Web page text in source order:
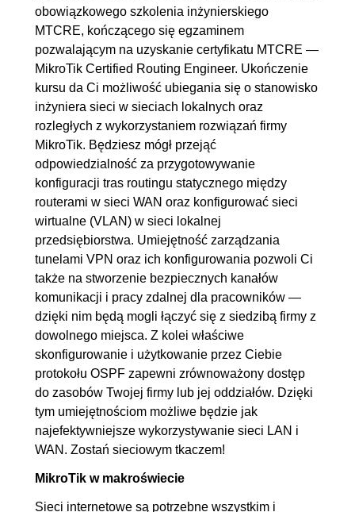
obowiązkowego szkolenia inżynierskiego
MTCRE, kończącego się egzaminem
pozwalającym na uzyskanie certyfikatu MTCRE —
MikroTik Certified Routing Engineer. Ukończenie
kursu da Ci możliwość ubiegania się o stanowisko
inżyniera sieci w sieciach lokalnych oraz
rozległych z wykorzystaniem rozwiązań firmy
MikroTik. Będziesz mógł przejąć
odpowiedzialność za przygotowywanie
konfiguracji tras routingu statycznego między
routerami w sieci WAN oraz konfigurować sieci
wirtualne (VLAN) w sieci lokalnej
przedsiębiorstwa. Umiejętność zarządzania
tunelami VPN oraz ich konfigurowania pozwoli Ci
także na stworzenie bezpiecznych kanałów
komunikacji i pracy zdalnej dla pracowników —
dzięki nim będą mogli łączyć się z siedzibą firmy z
dowolnego miejsca. Z kolei właściwe
skonfigurowanie i użytkowanie przez Ciebie
protokołu OSPF zapewni zrównoważony dostęp
do zasobów Twojej firmy lub jej oddziałów. Dzięki
tym umiejętnościom możliwe będzie jak
najefektywniejsze wykorzystywanie sieci LAN i
WAN. Zostań sieciowym tkaczem!
MikroTik w makroświecie
Sieci internetowe są potrzebne wszystkim i